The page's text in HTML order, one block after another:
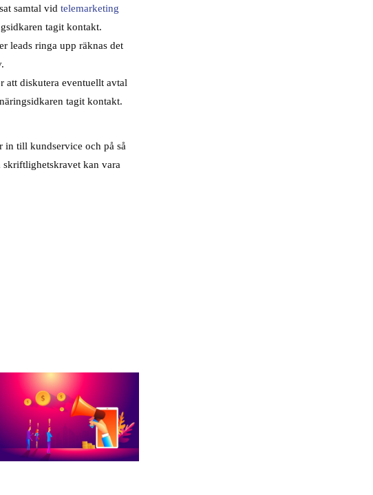
samtal vidtelemarketing
tagit kontakt.
leads ringa upp räknas det
att diskutera eventuellt avtal
tagit kontakt.
in till kundservice och på så
skriftlighetskravet kan vara